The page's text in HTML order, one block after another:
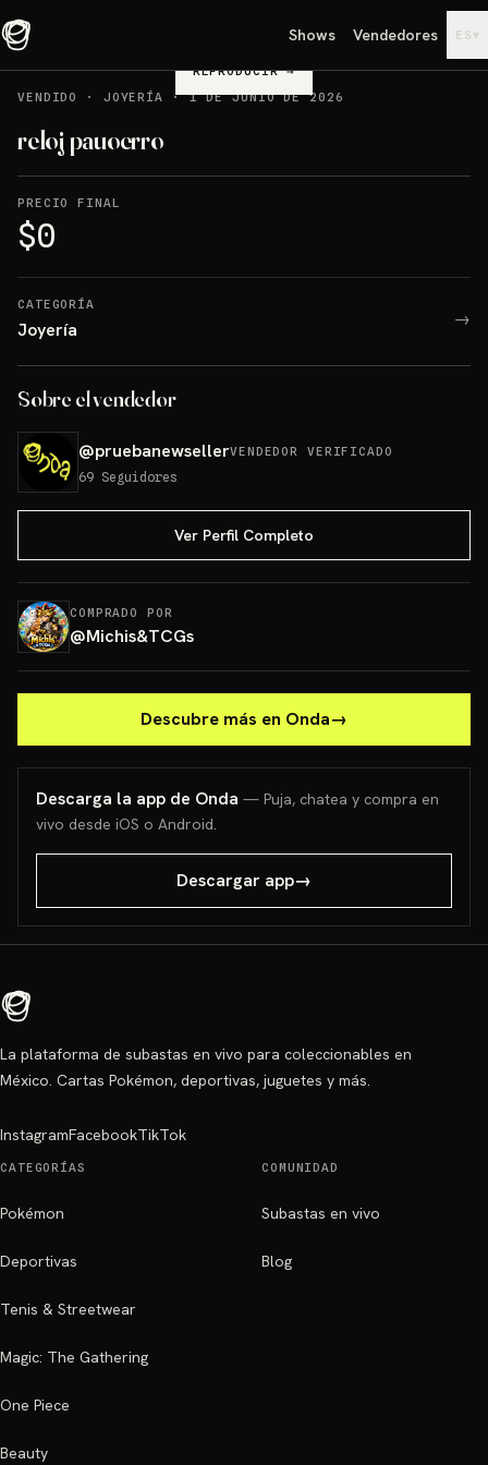
Shows Vendedores ES ▾
REPRODUCIR→
VENDIDO
· JOYERÍA ·1 DE JUNIO DE 2026
reloj pauoerro
PRECIO FINAL
$0
CATEGORÍA
Joyería →
Sobre el vendedor
@pruebanewsellerVENDEDOR VERIFICADO
69 Seguidores
Ver Perfil Completo
COMPRADO POR
@Michis&TCGs
Descubre más en Onda→
Descarga la app de Onda — Puja, chatea y compra en
vivo desde iOS o Android.
Descargar app→
La plataforma de subastas en vivo para coleccionables en
México. Cartas Pokémon, deportivas, juguetes y más.
InstagramFacebookTikTok
CATEGORÍAS
Pokémon
Deportivas
Tenis & Streetwear
Magic: The Gathering
One Piece
Beauty
COMUNIDAD
Subastas en vivo
Blog